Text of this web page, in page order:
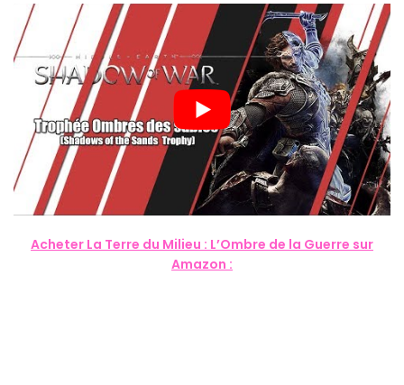
Acheter La Terre du Milieu : L’Ombre de la Guerre sur
Amazon :